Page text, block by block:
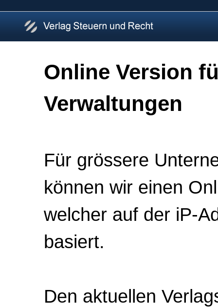
Online Version
Verwaltungen
Für grössere
können wir einen
welcher auf der iP-
basiert.
Den aktuellen